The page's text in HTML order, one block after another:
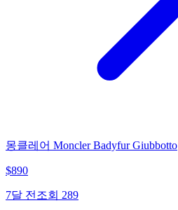
몽클레어 Moncler Badyfur Giubbotto
$890
7달 전 조회 289